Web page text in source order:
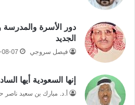
دور الأسرة والمدرسة
الجديد
فيصل سروجي 08-07
إنها السعودية أيها
أ.د. مبارك بن سعيد ناصر